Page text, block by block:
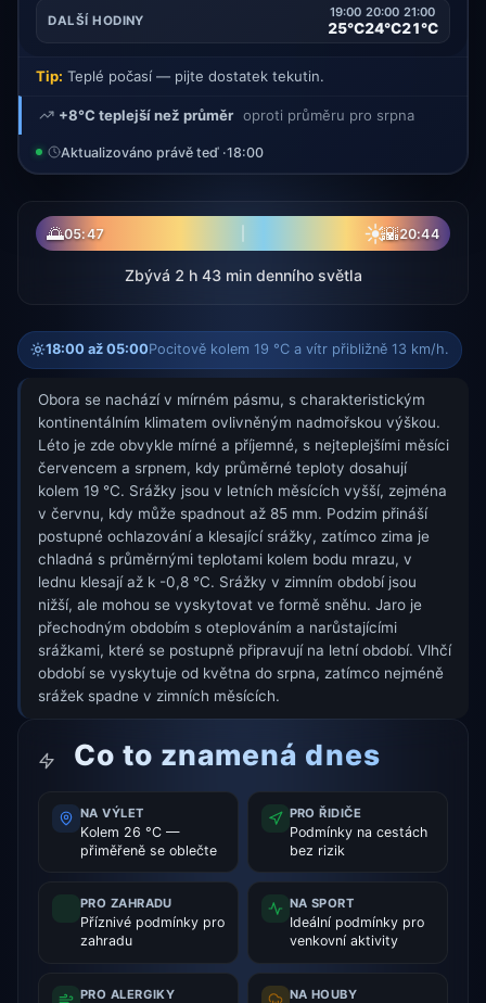
DALŠÍ HODINY
19:00
25°C
20:00
24°C
21:00
21°C
Tip: Teplé počasí — pijte dostatek tekutin.
+8°C teplejší než průměr oproti průměru pro srpna
Aktualizováno právě teď ·18:00
🌅05:47 ☀🌇20:44
Zbývá 2 h 43 min denního světla
18:00 až 05:00Pocitově kolem 19 °C a vítr přibližně 13 km/h.
Obora se nachází v mírném pásmu, s charakteristickým
kontinentálním klimatem ovlivněným nadmořskou výškou.
Léto je zde obvykle mírné a příjemné, s nejteplejšími měsíci
červencem a srpnem, kdy průměrné teploty dosahují
kolem 19 °C. Srážky jsou v letních měsících vyšší, zejména
v červnu, kdy může spadnout až 85 mm. Podzim přináší
postupné ochlazování a klesající srážky, zatímco zima je
chladná s průměrnými teplotami kolem bodu mrazu, v
lednu klesají až k -0,8 °C. Srážky v zimním období jsou
nižší, ale mohou se vyskytovat ve formě sněhu. Jaro je
přechodným obdobím s oteplováním a narůstajícími
srážkami, které se postupně připravují na letní období. Vlhčí
období se vyskytuje od května do srpna, zatímco nejméně
srážek spadne v zimních měsících.
Co to znamená dnes
NA VÝLET
Kolem 26 °C —
přiměřeně se oblečte
PRO ŘIDIČE
Podmínky na cestách
bez rizik
PRO ZAHRADU
Příznivé podmínky pro
zahradu
NA SPORT
Ideální podmínky pro
venkovní aktivity
PRO ALERGIKY NA HOUBY